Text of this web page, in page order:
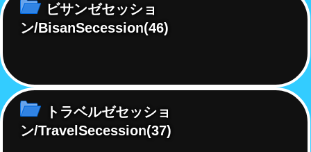
ビサンゼセッショ
ン/BisanSecession(46)
トラベルゼセッショ
ン/TravelSecession(37)